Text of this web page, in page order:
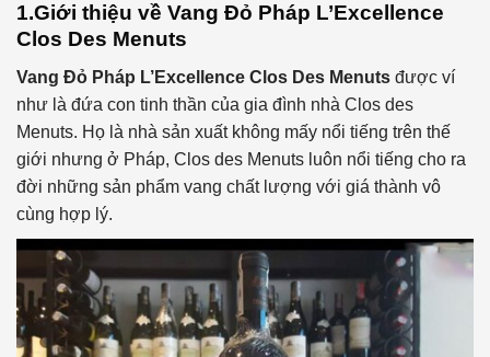
1.Giới thiệu về Vang Đỏ Pháp L’Excellence
Clos Des Menuts
Vang Đỏ Pháp L’Excellence Clos Des Menuts được ví
như là đứa con tinh thần của gia đình nhà Clos des
Menuts. Họ là nhà sản xuất không mấy nổi tiếng trên thế
giới nhưng ở Pháp, Clos des Menuts luôn nổi tiếng cho ra
đời những sản phẩm vang chất lượng với giá thành vô
cùng hợp lý.